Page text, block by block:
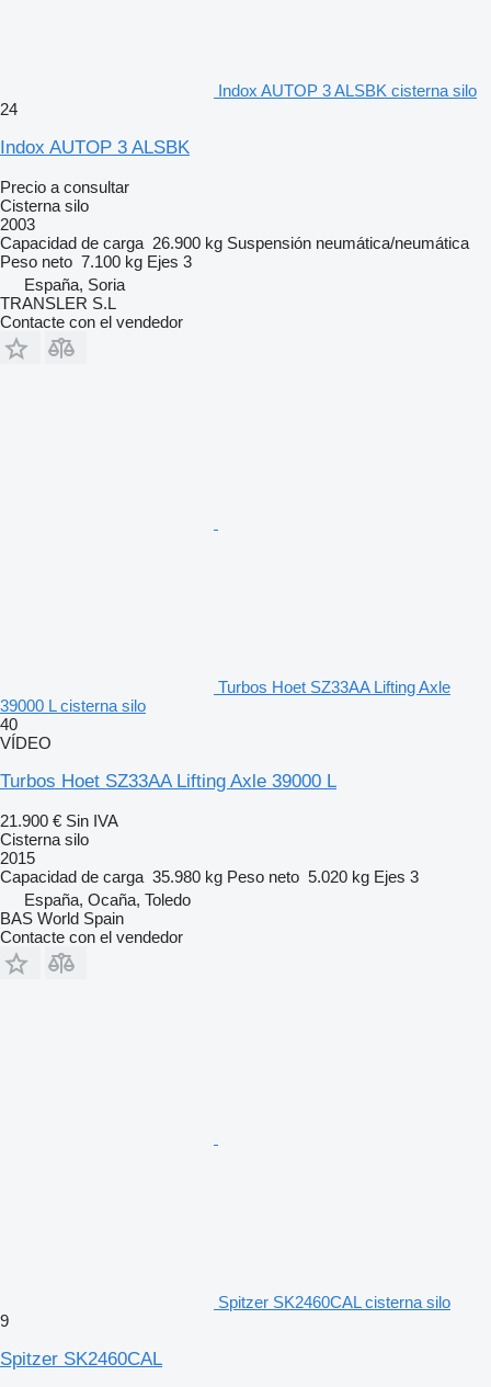
Indox AUTOP 3 ALSBK cisterna silo
24
Indox AUTOP 3 ALSBK
Precio a consultar
Cisterna silo
2003
Capacidad de carga 26.900 kg Suspensión neumática/neumática
Peso neto 7.100 kg Ejes 3
España, Soria
TRANSLER S.L
Contacte con el vendedor
Turbos Hoet SZ33AA Lifting Axle
39000 L cisterna silo
40
VÍDEO
Turbos Hoet SZ33AA Lifting Axle 39000 L
21.900 € Sin IVA
Cisterna silo
2015
Capacidad de carga 35.980 kg Peso neto 5.020 kg Ejes 3
España, Ocaña, Toledo
BAS World Spain
Contacte con el vendedor
Spitzer SK2460CAL cisterna silo
9
Spitzer SK2460CAL